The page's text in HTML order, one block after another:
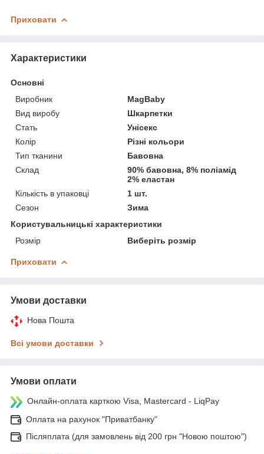
Приховати
Характеристики
Основні
Виробник
MagBaby
Вид виробу
Шкарпетки
Стать
Унісекс
Колір
Різні кольори
Тип тканини
Бавовна
Склад
90% бавовна, 8% поліамід
2% еластан
Кількість в упаковці
1 шт.
Сезон
Зима
Користувальницькі характеристики
Розмір
Виберіть розмір
Приховати
Умови доставки
Нова Пошта
Всі умови доставки
Умови оплати
Онлайн-оплата карткою Visa, Mastercard - LiqPay
Оплата на рахунок "Приватбанку"
Післяплата (для замовлень від 200 грн "Новою поштою")